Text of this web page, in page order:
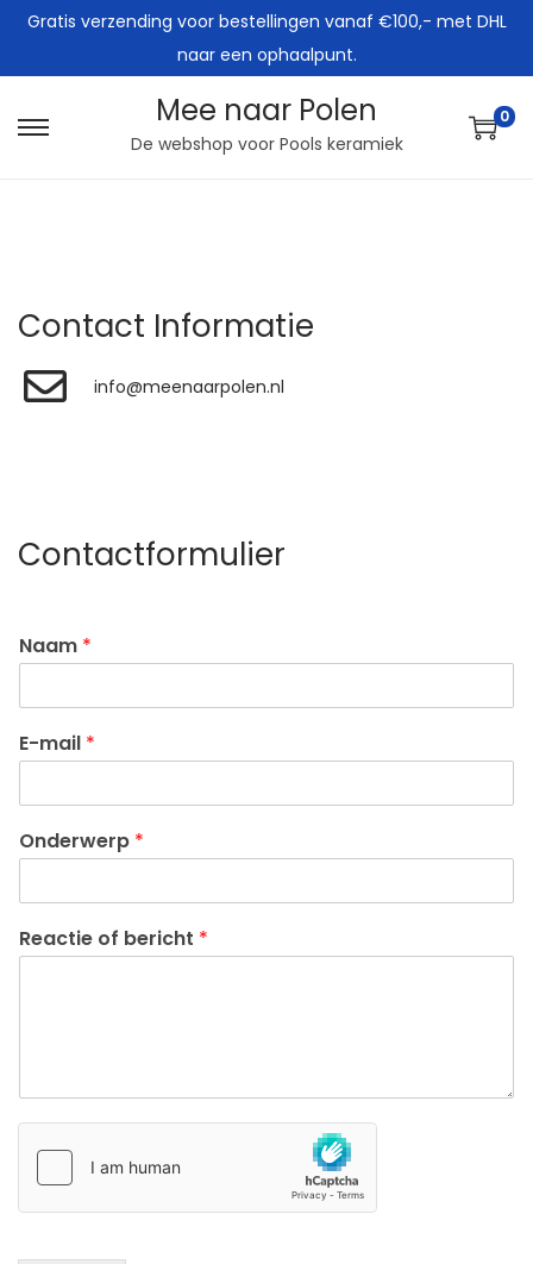
Gratis verzending voor bestellingen vanaf €100,- met DHL
naar een ophaalpunt.
Mee naar Polen
De webshop voor Pools keramiek
0
Contact Informatie
info@meenaarpolen.nl
Contactformulier
Naam *
E-mail *
Onderwerp *
Reactie of bericht *